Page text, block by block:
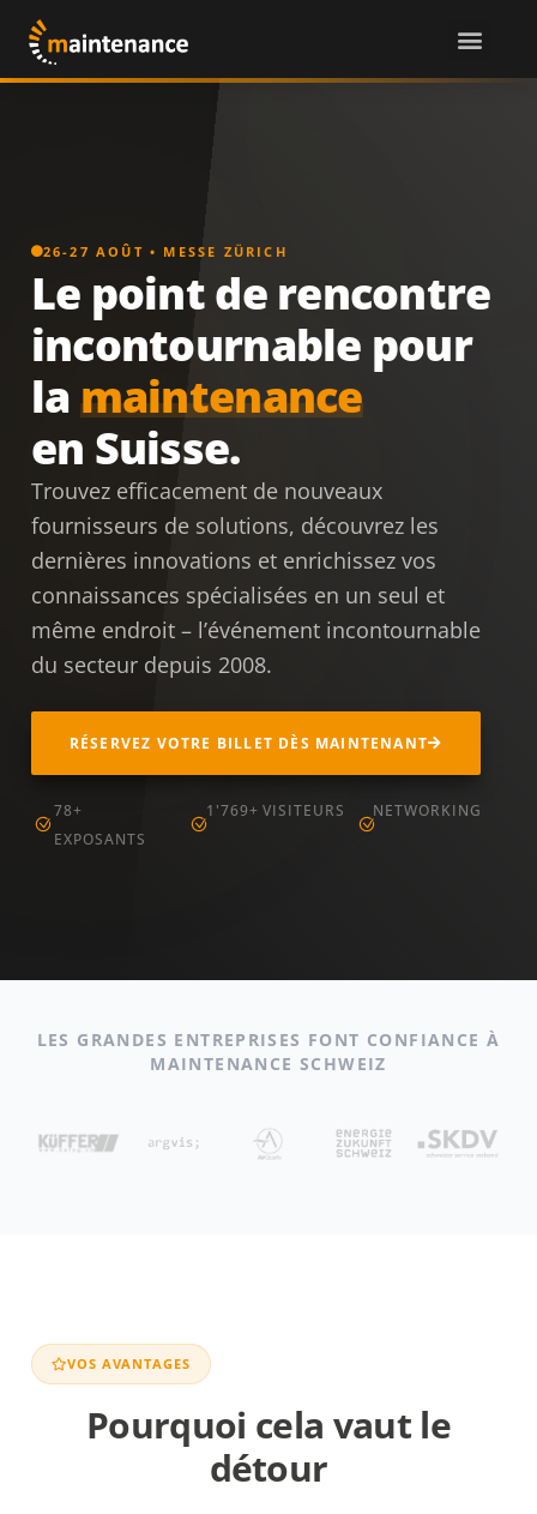
26-27 AOÛT • MESSE ZÜRICH
Le point de rencontre
incontournable pour
lamaintenance
en Suisse.
Trouvez efficacement de nouveaux
fournisseurs de solutions, découvrez les
dernières innovations et enrichissez vos
connaissances spécialisées en un seul et
même endroit – l’événement incontournable
du secteur depuis 2008.
RÉSERVEZ VOTRE BILLET DÈS MAINTENANT
78+
EXPOSANTS
1'769+ VISITEURS NETWORKING
LES GRANDES ENTREPRISES FONT CONFIANCE À
MAINTENANCE SCHWEIZ
VOS AVANTAGES
Pourquoi cela vaut le
détour